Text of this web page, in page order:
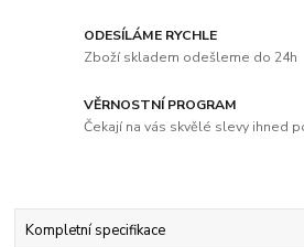
ODESÍLÁME RYCHLE
Zboží skladem odešleme do 24h
VĚRNOSTNÍ PROGRAM
Čekají na vás skvělé slevy ihned
Kompletní specifikace